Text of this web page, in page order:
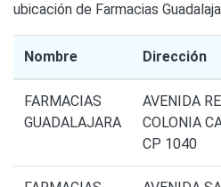
ubicación de Farmacias
Nombre Dirección
FARMACIAS
GUADALAJARA
AVENIDA
COLONIA
CP 1040